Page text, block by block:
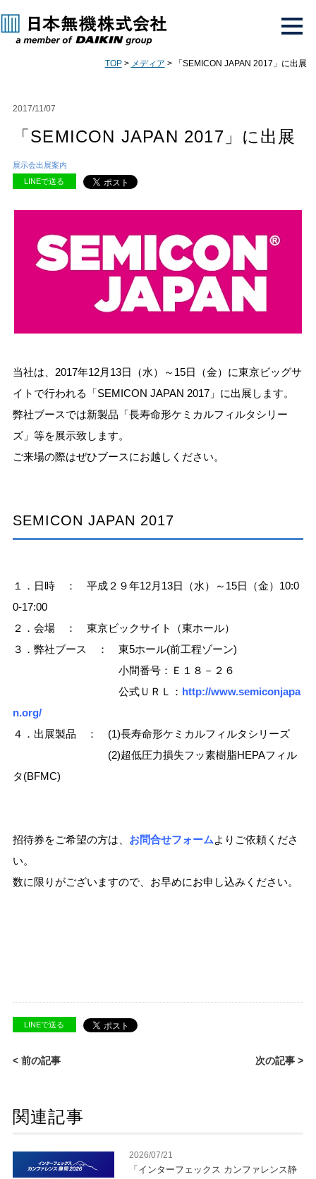
TOP> メディア > 「SEMICON JAPAN 2017」に出展
2017/11/07
「SEMICON JAPAN 2017」に出展
展示会出展案内
LINEで送る
当社は、2017年12月13日（水）～15日（金）に東京ビッグサ
イトで行われる「SEMICON JAPAN 2017」に出展します。
弊社ブースでは新製品「長寿命形ケミカルフィルタシリー
ズ」等を展示致します。
ご来場の際はぜひブースにお越しください。
SEMICON JAPAN 2017
１．日時 ： 平成２９年12月13日（水）～15日（金）10:0
0-17:00
２．会場 ： 東京ビックサイト（東ホール）
３．弊社ブース ： 東5ホール(前工程ゾーン)
小間番号：Ｅ１８－２６
公式ＵＲＬ： http://www.semiconjapa
n.org/
４．出展製品 ： (1)長寿命形ケミカルフィルタシリーズ
(2)超低圧力損失フッ素樹脂HEPAフィル
タ(BFMC)
招待券をご希望の方は、 お問合せフォームよりご依頼くださ
い。
数に限りがございますので、お早めにお申し込みください。
LINEで送る
< 前の記事 次の記事 >
関連記事
2026/07/21
「インターフェックス カンファレンス静